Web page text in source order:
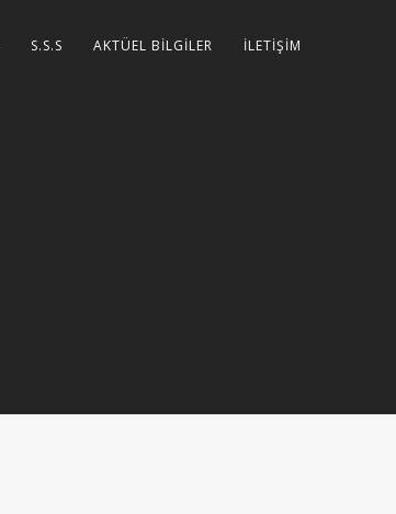
S.S.S AKTÜEL BİLGİLER İLETİŞİM